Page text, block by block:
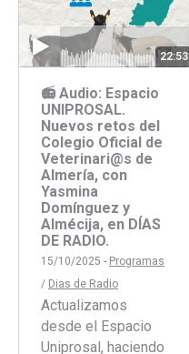
22:53
📻 Audio: Espacio
UNIPROSAL.
Nuevos retos del
Colegio Oficial de
Veterinari@s de
Almería, con
Yasmina
Domínguez y
Almécija, en DÍAS
DE RADIO.
15/10/2025 - Programas
/ Dias de Radio
Actualizamos
desde el Espacio
Uniprosal, haciendo